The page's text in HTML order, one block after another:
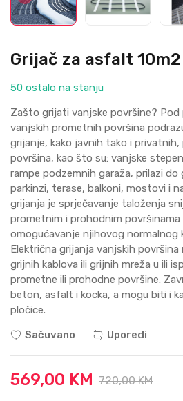
Grijač za asfalt
50 ostalo na stanju
Zašto grijati vanjske površine? Pod
vanjskih prometnih površina
grijanje, kako javnih tako i
površina, kao što su: vanjske
rampe podzemnih garaža, prilazi do
parkinzi, terase, balkoni, mostovi i
grijanja je sprječavanje taloženja
prometnim i prohodnim površinama
omogućavanje njihovog normalnog
Električna grijanja vanjskih površina
grijnih kablova ili grijnih mreža u ili
prometne ili prohodne površine.
beton, asfalt i kocka, a mogu biti i
pločice.
Sačuvano
Uporedi
569,00 KM 720,00 KM